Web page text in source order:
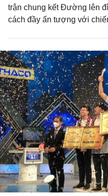
trận chung kết Đường lên
cách đầy ấn tượng với